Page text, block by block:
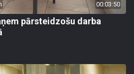
00:03:50
pārsteidzošu darba